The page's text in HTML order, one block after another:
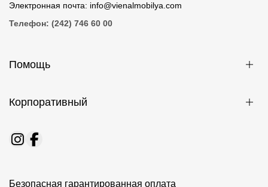
Электронная почта: info@vienalmobilya.com
Телефон: (242) 746 60 00
Помощь
Корпоративный
Безопасная гарантированная оплата